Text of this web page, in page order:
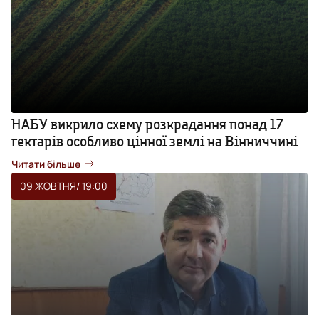
НАБУ викрило схему розкрадання понад 17
гектарів особливо цінної землі на Вінниччині
Читати більше
09 ЖОВТНЯ/ 19:00